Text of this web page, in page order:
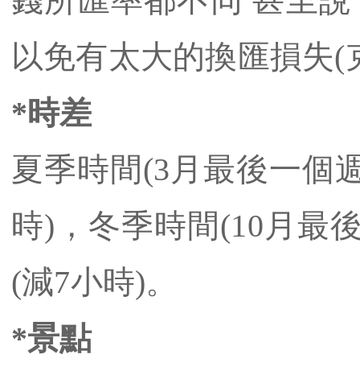
以免有太大的換匯損失
*時差
夏季時間(3月最後一個
時)，冬季時間(10月最
(減7小時)。
*景點